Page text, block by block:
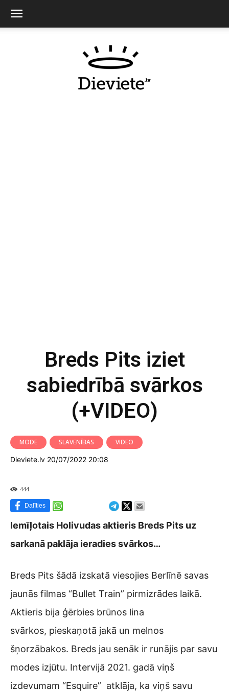
Breds Pits iziet
sabiedrībā svārkos
(+VIDEO)
MODE SLAVENĪBAS
VIDEO
Dieviete.lv 20/07/2022 20:08
444
Dalīties
Iemīļotais Holivudas aktieris Breds Pits uz
sarkanā paklāja ieradies svārkos…
Breds Pits šādā izskatā viesojies Berlīnē savas
jaunās filmas “Bullet Train” pirmizrādes laikā.
Aktieris bija ģērbies brūnos lina
svārkos, pieskaņotā jakā un melnos
šņorzābakos. Breds jau senāk ir runājis par savu
modes izjūtu. Intervijā 2021. gadā viņš
izdevumam “Esquire” atklāja, ka viņš savu